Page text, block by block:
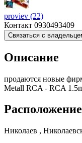
proviev (22)
Контакт 0930493409
Связаться с
Описание
продаются новые
Metall RCA - RCA
Расположение
Николаев ,